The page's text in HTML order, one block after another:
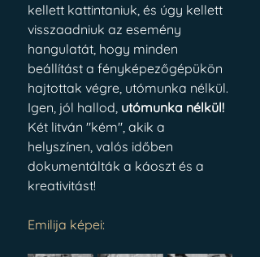
kellett kattintaniuk, és úgy kellett
visszaadniuk az esemény
hangulatát, hogy minden
beállítást a fényképezőgépükön
hajtottak végre, utómunka nélkül.
Igen, jól hallod, utómunka nélkül!
Két litván "kém", akik a
helyszínen, valós időben
dokumentálták a káoszt és a
kreativitást!
Emilija képei: